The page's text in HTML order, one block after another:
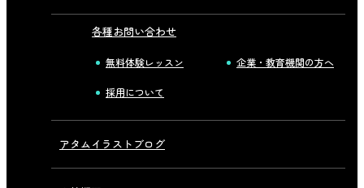
各種お問い合わせ
無料体験レッスン 企業・教育機関の方へ
採用について
アタムイラストブログ